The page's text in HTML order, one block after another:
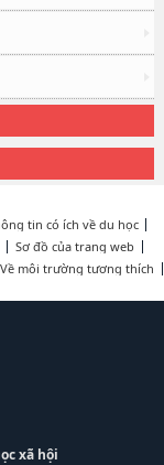
tin có ích về du học
Sơ đồ của trang web
Về môi trường tương thích
xã hội